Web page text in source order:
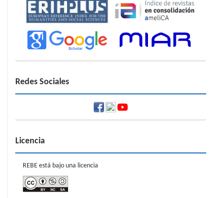
Redes Sociales
Licencia
REBE está bajo una licencia